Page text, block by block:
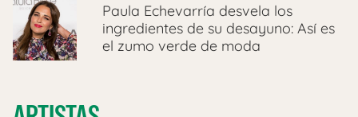
Paula Echevarría desvela los
ingredientes de su desayuno: Así es
el zumo verde de moda